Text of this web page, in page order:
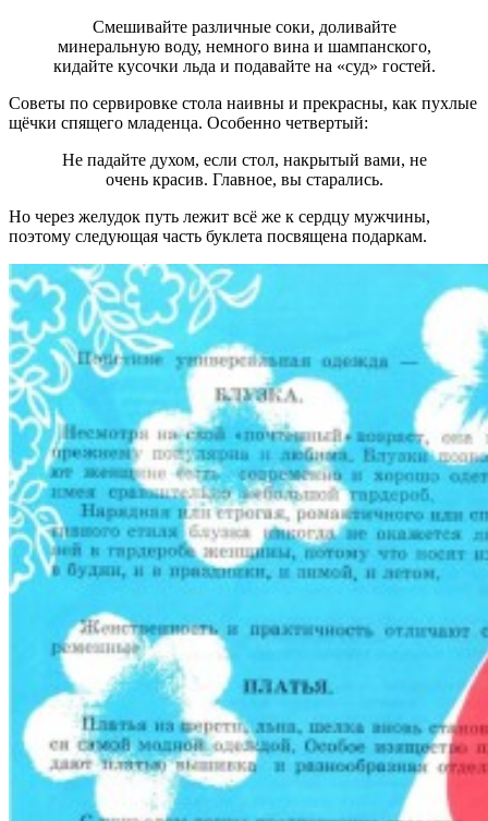
Смешивайте различные соки, доливайте
минеральную воду, немного вина и шампанского,
кидайте кусочки льда и подавайте на «суд» гостей.
Советы по сервировке стола наивны и прекрасны, как пухлые
щёчки спящего младенца. Особенно четвертый:
Не падайте духом, если стол, накрытый вами, не
очень красив. Главное, вы старались.
Но через желудок путь лежит всё же к сердцу мужчины,
поэтому следующая часть буклета посвящена подаркам.